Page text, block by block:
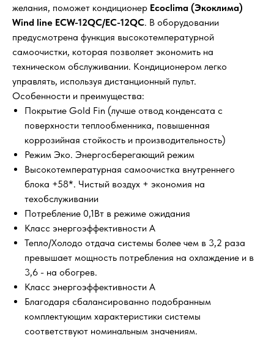
желания, поможет кондиционер Ecoclima (Экоклима)
Wind line ECW-12QC/EC-12QC. В оборудовании
предусмотрена функция высокотемпературной
самоочистки, которая позволяет экономить на
техническом обслуживании. Кондиционером легко
управлять, используя дистанционный пульт.
Особенности и преимущества:
Покрытие Gold Fin (лучше отвод конденсата с
поверхности теплообменника, повышенная
коррозийная стойкость и производительность)
Режим Эко. Энергосберегающий режим
Высокотемпературная самоочистка внутреннего
блока +58*. Чистый воздух + экономия на
техобслуживании
Потребление 0,1Вт в режиме ожидания
Класс энергоэффективности A
Тепло/Холодо отдача системы более чем в 3,2 раза
превышает мощность потребления на охлаждение и в
3,6 - на обогрев.
Класс энергоэффективности А
Благодаря сбалансированно подобранным
комплектующим характеристики системы
соответствуют номинальным значениям.